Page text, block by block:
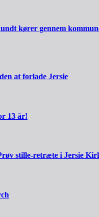
kører gennem
at forlade Jersie
13 år!
stille-retræte i Jersie